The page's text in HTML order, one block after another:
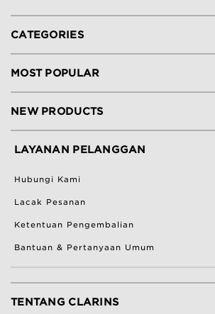
CATEGORIES
MOST POPULAR
NEW PRODUCTS
LAYANAN PELANGGAN
Hubungi Kami
Lacak Pesanan
Ketentuan Pengembalian
Bantuan & Pertanyaan Umum
TENTANG CLARINS